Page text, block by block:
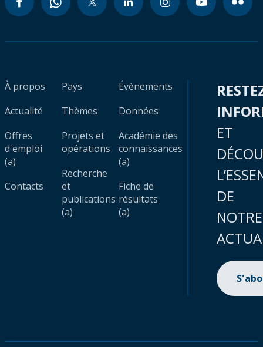
À propos
Actualité
Offres
d'emploi
(a)
Contacts
Pays
Thèmes
Projets et
opérations
Recherche
et
publications
(a)
Évènements
Données
Académie des
connaissances
(a)
Fiche de
résultats
(a)
ET
DE
NOTRE